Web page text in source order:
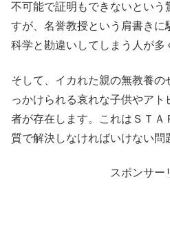
不可能で証明もできないとい
すが、名誉教授という肩書きに
科学と勘違いしてしまう人が多
そして、イカれた親の無教養
っかけられる哀れな子供やア
者が存在します。これはＳＴＡ
質で解決しなければいけない問
スポンサー